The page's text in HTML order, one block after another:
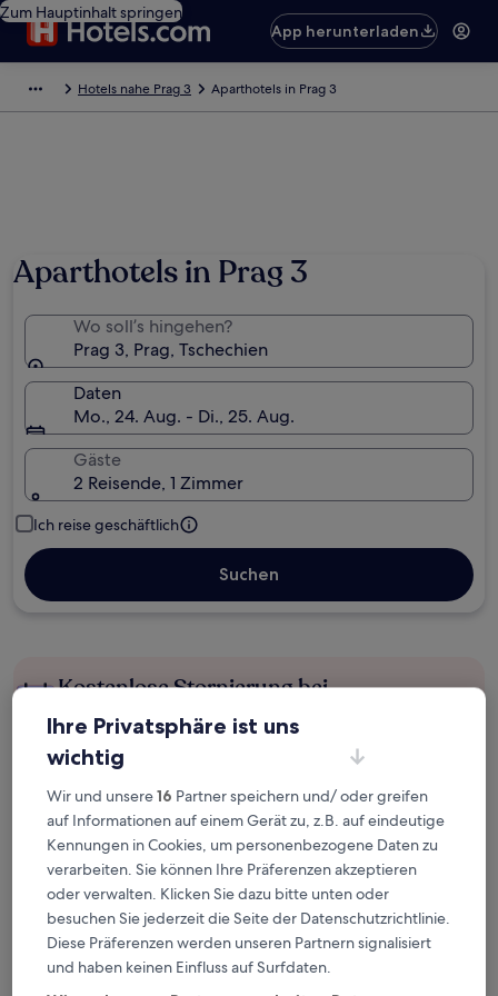
Zum Hauptinhalt springen
App herunterladen
Hotels nahe Prag 3 Aparthotels in Prag 3
Aparthotels in Prag 3
Wo soll’s hingehen?
Prag 3, Prag, Tschechien
Daten
Mo., 24. Aug. - Di., 25. Aug.
Gäste
2 Reisende, 1 Zimmer
Ich reise geschäftlich
Suchen
Kostenlose Stornierung bei
Planänderungen
Verdiene Prämien für jede
wahrgenommene Übernachtung
Mehr sparen mit Preisen für Mitglieder
Überprüfe die Preise für diese Daten
Ihre Privatsphäre ist uns
wichtig
Wir und unsere16 Partner speichern und/ oder greifen
auf Informationen auf einem Gerät zu, z.B. auf eindeutige
Kennungen in Cookies, um personenbezogene Daten zu
verarbeiten. Sie können Ihre Präferenzen akzeptieren
oder verwalten. Klicken Sie dazu bitte unten oder
besuchen Sie jederzeit die Seite der Datenschutzrichtlinie.
Diese Präferenzen werden unseren Partnern signalisiert
und haben keinen Einfluss auf Surfdaten.